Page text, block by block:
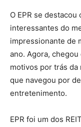
O EPR se destacou
interessantes do
impressionante de
ano. Agora,
motivos por trás da
que navegou por
entretenimento.
EPR foi um dos